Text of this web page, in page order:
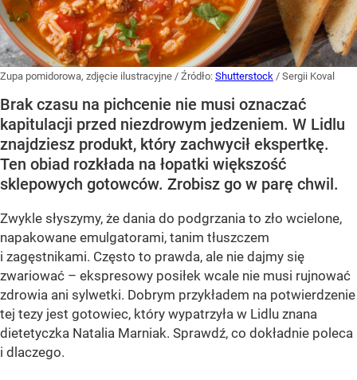
Zupa pomidorowa, zdjęcie ilustracyjne / Źródło: Shutterstock / Sergii Koval
Brak czasu na pichcenie nie musi oznaczać
kapitulacji przed niezdrowym jedzeniem. W Lidlu
znajdziesz produkt, który zachwycił ekspertkę.
Ten obiad rozkłada na łopatki większość
sklepowych gotowców. Zrobisz go w parę chwil.
Zwykle słyszymy, że dania do podgrzania to zło wcielone,
napakowane emulgatorami, tanim tłuszczem
i zagęstnikami. Często to prawda, ale nie dajmy się
zwariować – ekspresowy posiłek wcale nie musi rujnować
zdrowia ani sylwetki. Dobrym przykładem na potwierdzenie
tej tezy jest gotowiec, który wypatrzyła w Lidlu znana
dietetyczka Natalia Marniak. Sprawdź, co dokładnie poleca
i dlaczego.